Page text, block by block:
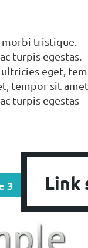
tristique.
turpis egestas.
eget,
tempor sit
turpis egestas
3 Link